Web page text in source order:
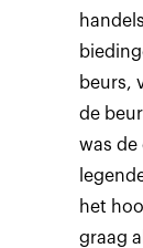
beurs,
de
was de
het
graag